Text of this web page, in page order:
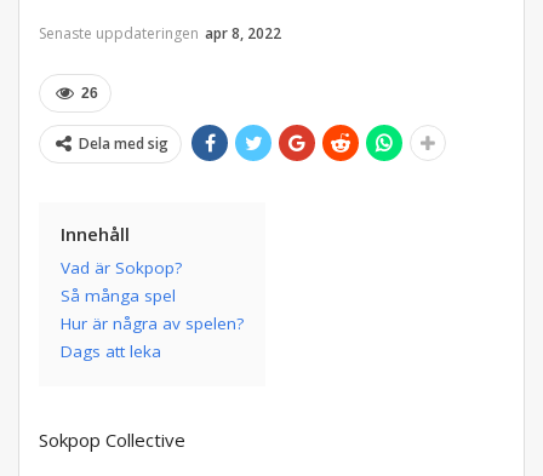
Senaste uppdateringen apr 8, 2022
26
Dela med sig
Innehåll
Vad är Sokpop?
Så många spel
Hur är några av spelen?
Dags att leka
Sokpop Collective